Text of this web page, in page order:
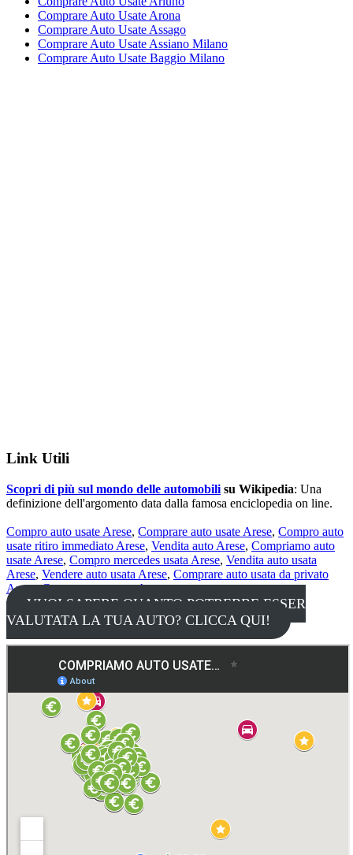
Comprare Auto Usate Arona
Comprare Auto Usate Assago
Comprare Auto Usate Assiano Milano
Comprare Auto Usate Baggio Milano
Link Utili
Scopri di più sul mondo delle automobili su Wikipedia: Una
definizione dell'argomento data dalla famosa enciclopedia on line.
Compro auto usate Arese, Comprare auto usate Arese, Compro auto
usate ritiro immediato Arese, Vendita auto Arese, Compriamo auto
usate Arese, Compro mercedes usata Arese, Vendita auto usata
Arese, Vendere auto usata Arese, Comprare auto usata da privato
Arese,Compra auto usate Arese,
VUOI SAPERE QUANTO POTREBBE ESSER
VALUTATA LA TUA AUTO? CLICCA QUI!